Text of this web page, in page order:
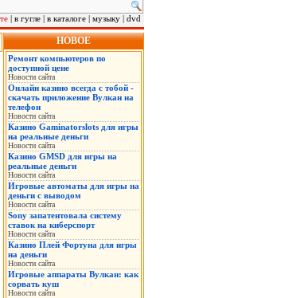
| в гугле | в каталоге | музыку | dvd
НОВОЕ
Ремонт компьютеров по
доступной цене
Новости сайта
Онлайн казино всегда с тобой -
скачать приложение Вулкан на
телефон
Новости сайта
Казино Gaminatorslots для игры
на реальные деньги
Новости сайта
Казино GMSD для игры на
реальные деньги
Новости сайта
Игровые автоматы для игры на
деньги с выводом
Новости сайта
Sony запатентовала систему
ставок на киберспорт
Новости сайта
Казино Плей Фортуна для игры
на деньги
Новости сайта
Игровые аппараты Вулкан: как
сорвать куш
Новости сайта